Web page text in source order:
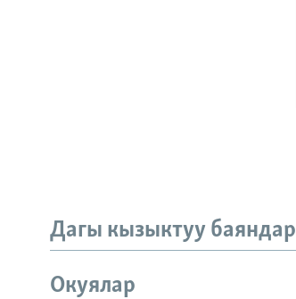
Дагы кызыктуу баяндар
Окуялар